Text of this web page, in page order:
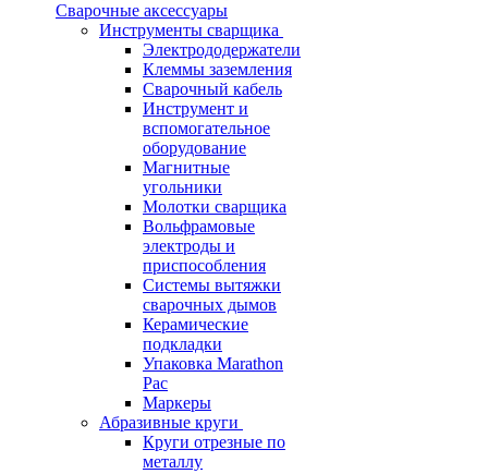
Сварочные аксессуары
Инструменты сварщика
Электрододержатели
Клеммы заземления
Сварочный кабель
Инструмент и
вспомогательное
оборудование
Магнитные
угольники
Молотки сварщика
Вольфрамовые
электроды и
приспособления
Системы вытяжки
сварочных дымов
Керамические
подкладки
Упаковка Marathon
Pac
Маркеры
Абразивные круги
Круги отрезные по
металлу